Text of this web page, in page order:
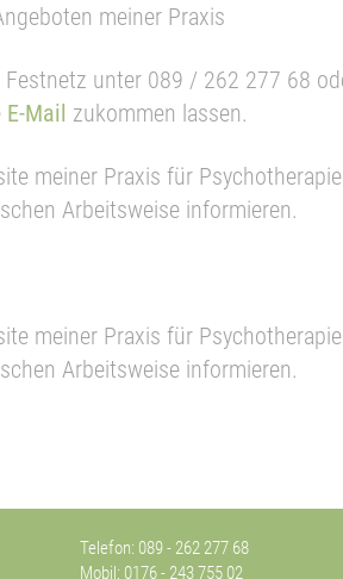
meiner Praxis
Festnetz unter 089 / 262 277 68
E-Mail zukommen lassen.
meiner Praxis für
Arbeitsweise informieren.
meiner Praxis für
Arbeitsweise informieren.
Telefon: 089 - 262 277 68
Mobil: 0176 - 243 755 02